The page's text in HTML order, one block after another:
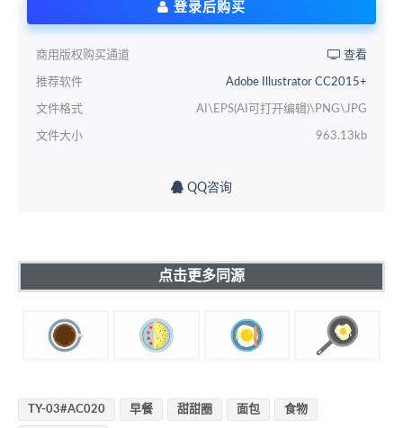
登录后购买
商用版权购买通道 查看
推荐软件 Adobe Illustrator CC2015+
文件格式 AI\EPS(AI可打开编辑)\PNG\JPG
文件大小 963.13kb
QQ咨询
点击更多同源
TY-03#AC020 早餐 甜甜圈 面包 食物